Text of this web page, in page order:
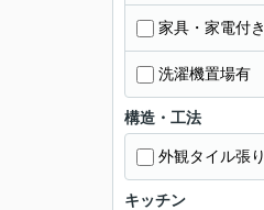
家具・家電付き
洗濯機置場有
構造・工法
外観タイル張り
キッチン